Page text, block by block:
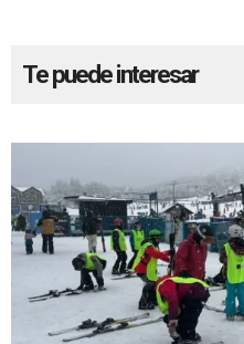
Te puede interesar